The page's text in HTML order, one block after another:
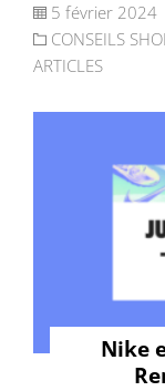
5 février 2024
CONSEILS
ARTICLES
Nike